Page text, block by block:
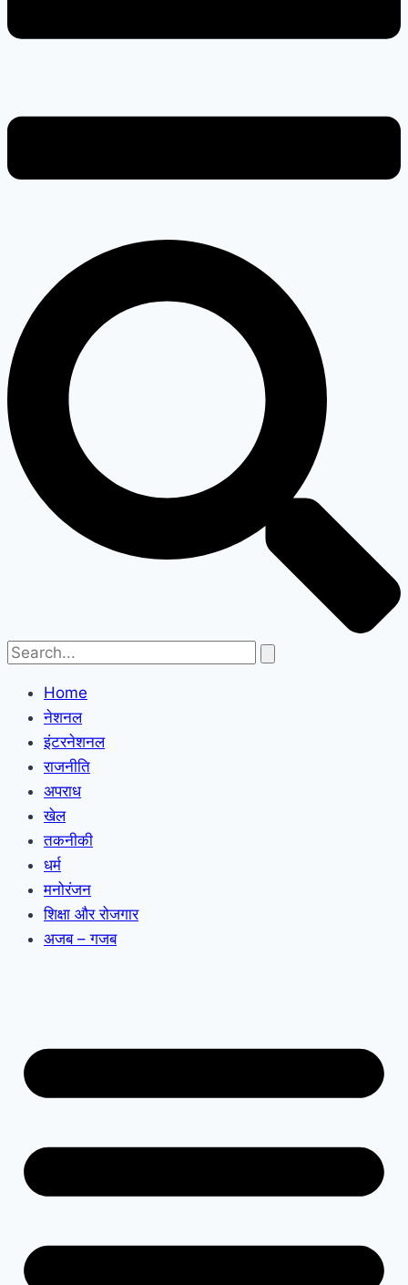
Home
नेशनल
इंटरनेशनल
राजनीति
अपराध
खेल
तकनीकी
धर्म
मनोरंजन
शिक्षा और रोजगार
अजब – गजब